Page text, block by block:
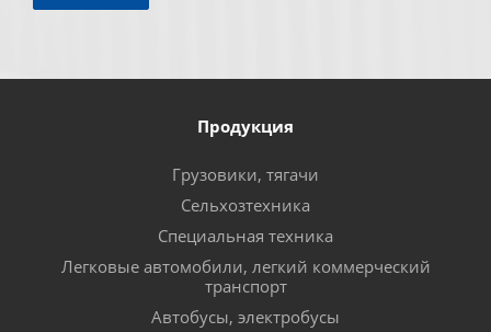
Продукция
Грузовики, тягачи
Сельхозтехника
Специальная техника
Легковые автомобили, легкий коммерческий
транспорт
Автобусы, электробусы